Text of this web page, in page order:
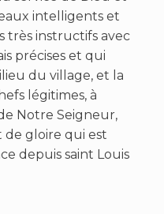
intelligents et
très instructifs avec
précises et qui
du village, et la
légitimes, à
Notre Seigneur,
de gloire qui est
depuis saint Louis